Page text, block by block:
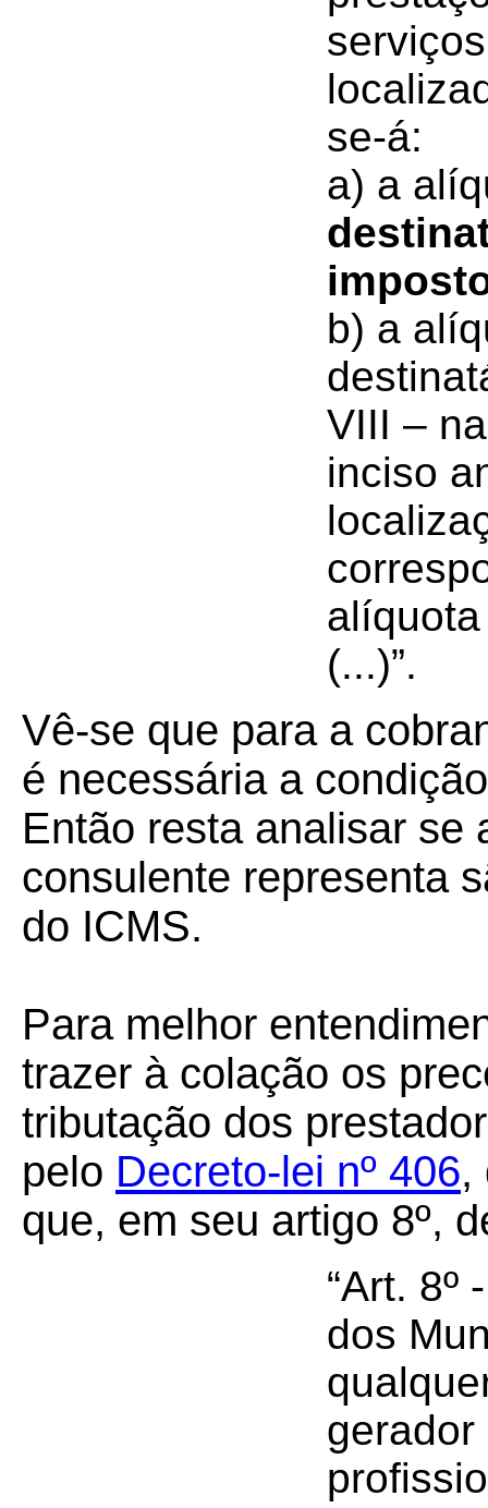
se-á:
a) a
b) a
VIII –
inciso
(...)”.
Vê-se que para a
é necessária a
Então resta analisar se
consulente representa
do ICMS.
Para melhor
trazer à colação os
tributação dos
pelo Decreto-lei nº 406,
que, em seu artigo 8º,
“Art. 8º
dos
gerador